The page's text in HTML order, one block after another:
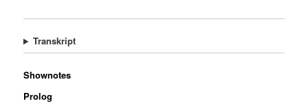
Transkript
Shownotes
Prolog